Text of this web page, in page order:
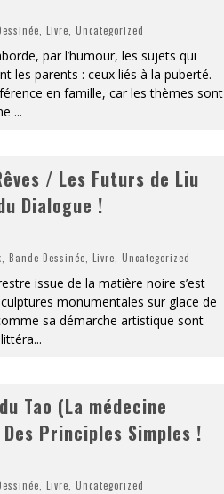
!
Livre Uncategorized
par l’humour, les sujets qui
les parents : ceux liés à la puberté.
en famille, car les thèmes sont
...
/ Les Futurs de Liu
Dialogue !
Bande Dessinée Livre Uncategorized
issue de la matière noire s’est
monumentales sur glace de
sa démarche artistique sont
...
Tao (La médecine
Principles Simples !
Livre Uncategorized